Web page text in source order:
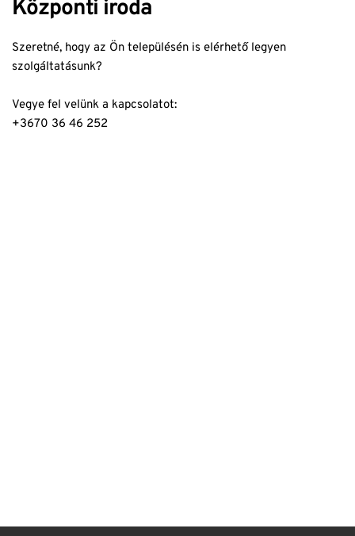
Központi iroda
Szeretné, hogy az Ön településén is elérhető legyen
szolgáltatásunk?
Vegye fel velünk a kapcsolatot:
+3670 36 46 252